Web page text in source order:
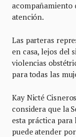
acompañamiento
atención.
Las parteras
en casa, lejos del
violencias
para todas las
Kay Nicté
considera que la
esta práctica para
puede atender